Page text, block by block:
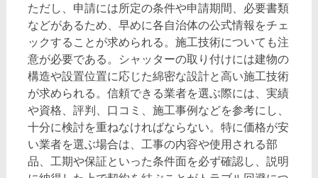
ただし、申請には所定の条件や申請期間、必要書類
などがあるため、早めに各自治体の公式情報をチェ
ックすることが求められる。施工技術についても注
意が必要である。シャッターの取り付けには建物の
構造や設置位置に応じた綿密な設計と高い施工技術
が求められる。信頼できる業者を選ぶ際には、実績
や資格、評判、口コミ、施工事例などを参考にし、
十分に検討を重ねなければならない。特に価格が安
い業者を選ぶ場合は、工事の内容や使用される部
品、工期や保証といった条件面を必ず確認し、説明